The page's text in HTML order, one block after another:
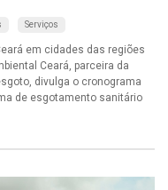
Serviços
em cidades das regiões
Ceará, parceira da
divulga o cronograma
de esgotamento sanitário